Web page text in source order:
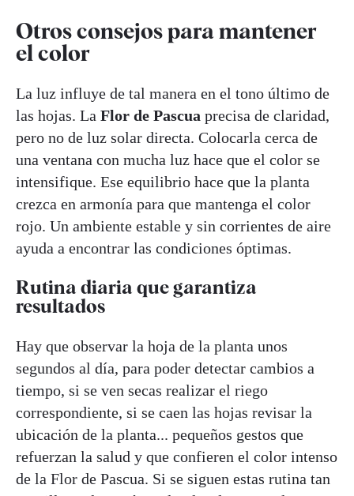
Otros consejos para mantener
el color
La luz influye de tal manera en el tono último de
las hojas. La Flor de Pascua precisa de claridad,
pero no de luz solar directa. Colocarla cerca de
una ventana con mucha luz hace que el color se
intensifique. Ese equilibrio hace que la planta
crezca en armonía para que mantenga el color
rojo. Un ambiente estable y sin corrientes de aire
ayuda a encontrar las condiciones óptimas.
Rutina diaria que garantiza
resultados
Hay que observar la hoja de la planta unos
segundos al día, para poder detectar cambios a
tiempo, si se ven secas realizar el riego
correspondiente, si se caen las hojas revisar la
ubicación de la planta... pequeños gestos que
refuerzan la salud y que confieren el color intenso
de la Flor de Pascua. Si se siguen estas rutina tan